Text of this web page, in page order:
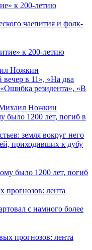
к 200-летию
чаепития и фолк-
Ножкин
в 11», «На два
резидента», «В
было 1200 лет, погиб в
земля вокруг него
приходивших к дубу
прогнозов: лента
с намного более